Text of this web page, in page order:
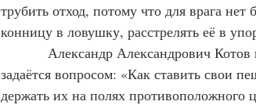
трубить отход, потому что для врага
конницу в ловушку, расстрелять её в
задаётся вопросом: «Как ставить свои
держать их на полях